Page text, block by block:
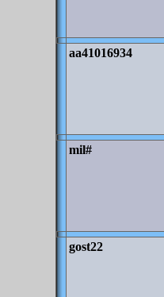
aa41016934
mil#
gost22